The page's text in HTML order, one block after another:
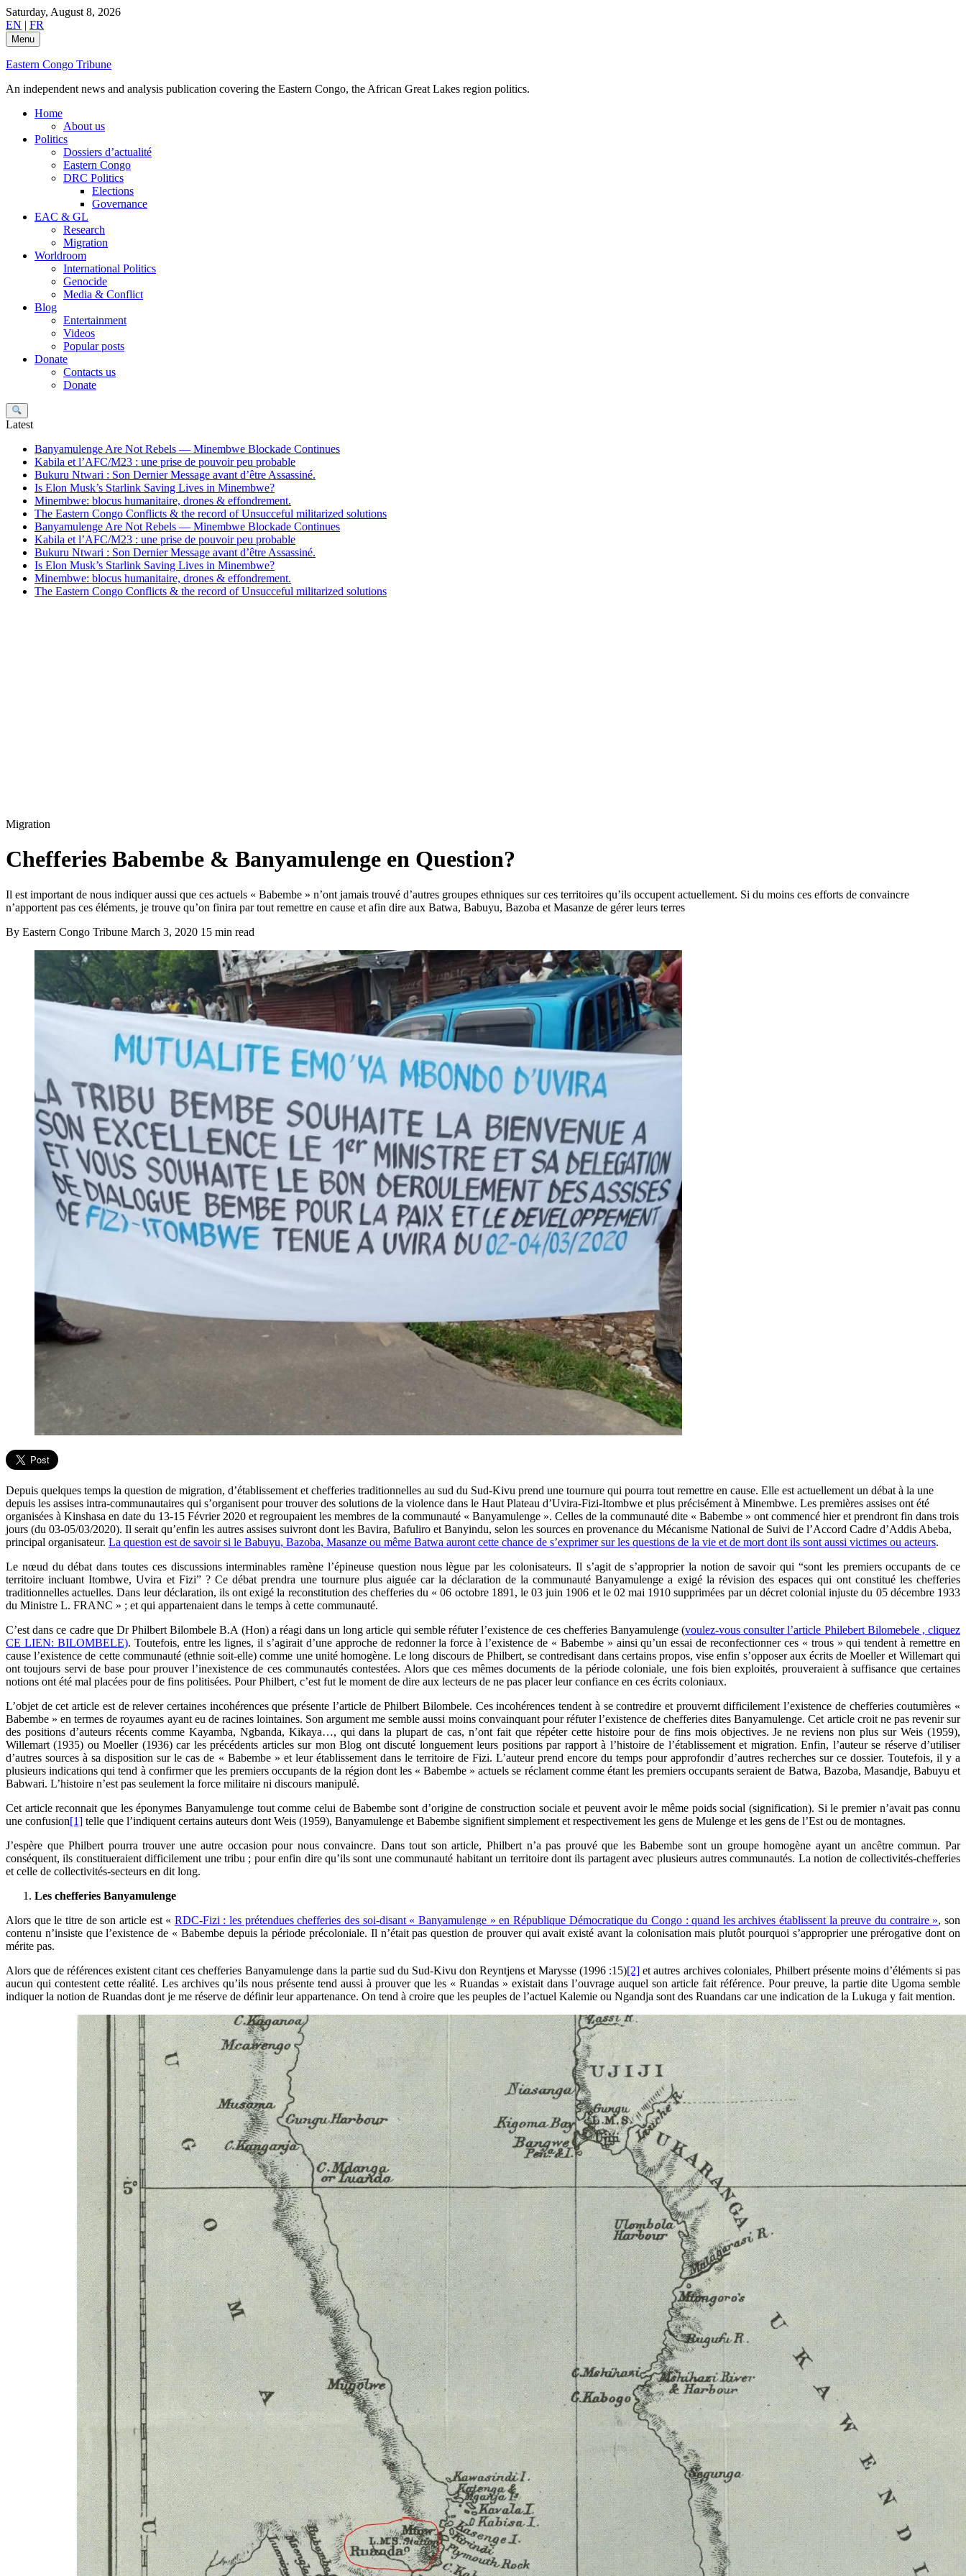
Skip
to
content
Saturday, August 8, 2026
EN | FR
Menu
Eastern Congo Tribune
An independent news and analysis publication covering the Eastern Congo, the African Great Lakes region politics.
Home
About us
Politics
Dossiers d’actualité
Eastern Congo
DRC Politics
Elections
Governance
EAC & GL
Research
Migration
Worldroom
International Politics
Genocide
Media & Conflict
Blog
Entertainment
Videos
Popular posts
Donate
Contacts us
Donate
Search
Latest
Banyamulenge Are Not Rebels — Minembwe Blockade Continues
Kabila et l’AFC/M23 : une prise de pouvoir peu probable
Bukuru Ntwari : Son Dernier Message avant d’être Assassiné.
Is Elon Musk’s Starlink Saving Lives in Minembwe?
Minembwe: blocus humanitaire, drones & effondrement.
The Eastern Congo Conflicts & the record of Unsucceful militarized solutions
Banyamulenge Are Not Rebels — Minembwe Blockade Continues
Kabila et l’AFC/M23 : une prise de pouvoir peu probable
Bukuru Ntwari : Son Dernier Message avant d’être Assassiné.
Is Elon Musk’s Starlink Saving Lives in Minembwe?
Minembwe: blocus humanitaire, drones & effondrement.
The Eastern Congo Conflicts & the record of Unsucceful militarized solutions
Migration
Chefferies Babembe & Banyamulenge en Question?
Il est important de nous indiquer aussi que ces actuels « Babembe » n’ont jamais trouvé d’autres groupes ethniques sur ces territoires qu’ils occupent actuellement. Si du moins ces efforts de convaincre
n’apportent pas ces éléments, je trouve qu’on finira par tout remettre en cause et afin dire aux Batwa, Babuyu, Bazoba et Masanze de gérer leurs terres
By Eastern Congo Tribune March 3, 2020 15 min read
Depuis quelques temps la question de migration, d’établissement et chefferies traditionnelles au sud du Sud-Kivu prend une tournure qui pourra tout remettre en cause. Elle est actuellement un débat à la une
depuis les assises intra-communautaires qui s’organisent pour trouver des solutions de la violence dans le Haut Plateau d’Uvira-Fizi-Itombwe et plus précisément à Minembwe. Les premières assises ont été
organisées à Kinshasa en date du 13-15 Février 2020 et regroupaient les membres de la communauté « Banyamulenge ». Celles de la communauté dite « Babembe » ont commencé hier et prendront fin dans trois
jours (du 03-05/03/2020). Il serait qu’enfin les autres assises suivront dont les Bavira, Bafuliro et Banyindu, selon les sources en provenance du Mécanisme National de Suivi de l’Accord Cadre d’Addis Abeba,
principal organisateur. La question est de savoir si le Babuyu, Bazoba, Masanze ou même Batwa auront cette chance de s’exprimer sur les questions de la vie et de mort dont ils sont aussi victimes ou acteurs.
Le nœud du débat dans toutes ces discussions interminables ramène l’épineuse question nous lègue par les colonisateurs. Il s’agit de s’approprier la notion de savoir qui “sont les premiers occupants de ce
territoire incluant Itombwe, Uvira et Fizi” ? Ce débat prendra une tournure plus aiguée car la déclaration de la communauté Banyamulenge a exigé la révision des espaces qui ont constitué les chefferies
traditionnelles actuelles. Dans leur déclaration, ils ont exigé la reconstitution des chefferies du « 06 octobre 1891, le 03 juin 1906 et le 02 mai 1910 supprimées par un décret colonial injuste du 05 décembre 1933
du Ministre L. FRANC » ; et qui appartenaient dans le temps à cette communauté.
C’est dans ce cadre que Dr Philbert Bilombele B.A (Hon) a réagi dans un long article qui semble réfuter l’existence de ces chefferies Banyamulenge (voulez-vous consulter l’article Philebert Bilomebele , cliquez
CE LIEN: BILOMBELE). Toutefois, entre les lignes, il s’agirait d’une approche de redonner la force à l’existence de « Babembe » ainsi qu’un essai de reconfectionner ces « trous » qui tendent à remettre en
cause l’existence de cette communauté (ethnie soit-elle) comme une unité homogène. Le long discours de Philbert, se contredisant dans certains propos, vise enfin s’opposer aux écrits de Moeller et Willemart qui
ont toujours servi de base pour prouver l’inexistence de ces communautés contestées. Alors que ces mêmes documents de la période coloniale, une fois bien exploités, prouveraient à suffisance que certaines
notions ont été mal placées pour de fins politisées. Pour Philbert, c’est fut le moment de dire aux lecteurs de ne pas placer leur confiance en ces écrits coloniaux.
L’objet de cet article est de relever certaines incohérences que présente l’article de Philbert Bilombele. Ces incohérences tendent à se contredire et prouvernt difficilement l’existence de chefferies coutumières «
Babembe » en termes de royaumes ayant eu de racines lointaines. Son argument me semble aussi moins convainquant pour réfuter l’existence de chefferies dites Banyamulenge. Cet article croit ne pas revenir sur
des positions d’auteurs récents comme Kayamba, Ngbanda, Kikaya…, qui dans la plupart de cas, n’ont fait que répéter cette histoire pour de fins mois objectives. Je ne reviens non plus sur Weis (1959),
Willemart (1935) ou Moeller (1936) car les précédents articles sur mon Blog ont discuté longuement leurs positions par rapport à l’histoire de l’établissement et migration. Enfin, l’auteur se réserve d’utiliser
d’autres sources à sa disposition sur le cas de « Babembe » et leur établissement dans le territoire de Fizi. L’auteur prend encore du temps pour approfondir d’autres recherches sur ce dossier. Toutefois, il y a
plusieurs indications qui tend à confirmer que les premiers occupants de la région dont les « Babembe » actuels se réclament comme étant les premiers occupants seraient de Batwa, Bazoba, Masandje, Babuyu et
Babwari. L’histoire n’est pas seulement la force militaire ni discours manipulé.
Cet article reconnait que les éponymes Banyamulenge tout comme celui de Babembe sont d’origine de construction sociale et peuvent avoir le même poids social (signification). Si le premier n’avait pas connu
une confusion[1] telle que l’indiquent certains auteurs dont Weis (1959), Banyamulenge et Babembe signifient simplement et respectivement les gens de Mulenge et les gens de l’Est ou de montagnes.
J’espère que Philbert pourra trouver une autre occasion pour nous convaincre. Dans tout son article, Philbert n’a pas prouvé que les Babembe sont un groupe homogène ayant un ancêtre commun. Par
conséquent, ils constitueraient difficilement une tribu ; pour enfin dire qu’ils sont une communauté habitant un territoire dont ils partagent avec plusieurs autres communautés. La notion de collectivités-chefferies
et celle de collectivités-secteurs en dit long.
Les chefferies Banyamulenge
Alors que le titre de son article est « RDC-Fizi : les prétendues chefferies des soi-disant « Banyamulenge » en République Démocratique du Congo : quand les archives établissent la preuve du contraire », son
contenu n’insiste que l’existence de « Babembe depuis la période précoloniale. Il n’était pas question de prouver qui avait existé avant la colonisation mais plutôt pourquoi s’approprier une prérogative dont on
mérite pas.
Alors que de références existent citant ces chefferies Banyamulenge dans la partie sud du Sud-Kivu don Reyntjens et Marysse (1996 :15)[2] et autres archives coloniales, Philbert présente moins d’éléments si pas
aucun qui contestent cette réalité. Les archives qu’ils nous présente tend aussi à prouver que les « Ruandas » existait dans l’ouvrage auquel son article fait référence. Pour preuve, la partie dite Ugoma semble
indiquer la notion de Ruandas dont je me réserve de définir leur appartenance. On tend à croire que les peuples de l’actuel Kalemie ou Ngandja sont des Ruandans car une indication de la Lukuga y fait mention.